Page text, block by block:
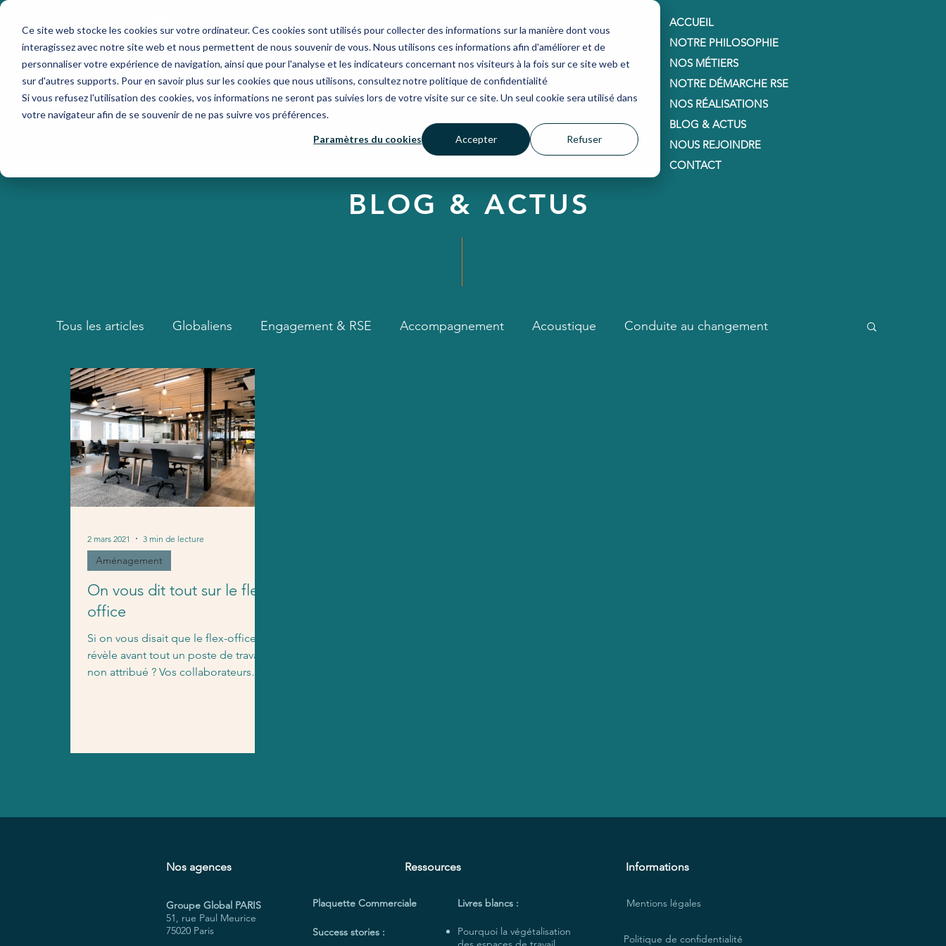
Ce site web stocke les cookies sur votre ordinateur. Ces cookies sont utilisés pour collecter des informations sur la manière dont vous
interagissez avec notre site web et nous permettent de nous souvenir de vous. Nous utilisons ces informations afin d'améliorer et de
personnaliser votre expérience de navigation, ainsi que pour l'analyse et les indicateurs concernant nos visiteurs à la fois sur ce site web et
sur d'autres supports. Pour en savoir plus sur les cookies que nous utilisons, consultez notre politique de confidentialité
Si vous refusez l'utilisation des cookies, vos informations ne seront pas suivies lors de votre visite sur ce site. Un seul cookie sera utilisé dans
votre navigateur afin de se souvenir de ne pas suivre vos préférences.
Paramètres du cookies Accepter Refuser
ACCUEIL
NOTRE PHILOSOPHIE
NOS MÉTIERS
NOTRE DÉMARCHE RSE
NOS RÉALISATIONS
BLOG & ACTUS
NOUS REJOINDRE
CONTACT
BLOG & ACTUS
Tous les articles Globaliens Engagement & RSE Accompagnement Acoustique Conduite au changement
Aménagement Actualités
On vous dit tout sur le flex-
office
Si on vous disait que le flex-office
révèle avant tout un poste de travail
non attribué ? Vos collaborateurs
Aménagement
2 mars 2021 3 min de lecture
Nos agences
Groupe Global PARIS
51, rue Paul Meurice
75020 Paris
Ressources
Plaquette Commerciale Livres blancs :
Success stories :
Pourquoi la végétalisation
Informations
Mentions légales
Politique de confidentialité